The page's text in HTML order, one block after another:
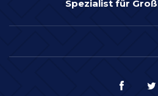
Spezialist für